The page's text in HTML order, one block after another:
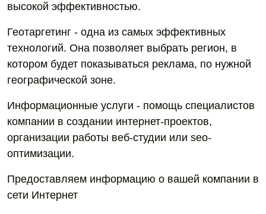
высокой эффективностью.
Геотаргетинг - одна из самых эффективных
технологий. Она позволяет выбрать регион, в
котором будет показываться реклама, по нужной
географической зоне.
Информационные услуги - помощь специалистов
компании в создании интернет-проектов,
организации работы веб-студии или seo-
оптимизации.
Предоставляем информацию о вашей компании в
сети Интернет